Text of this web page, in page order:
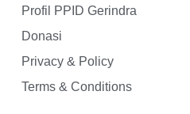
Profil PPID Gerindra
Donasi
Privacy & Policy
Terms & Conditions